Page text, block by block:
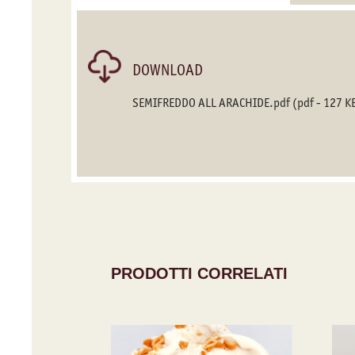
DOWNLOAD
SEMIFREDDO ALL ARACHIDE.pdf(pdf - 127
PRODOTTI CORRELATI